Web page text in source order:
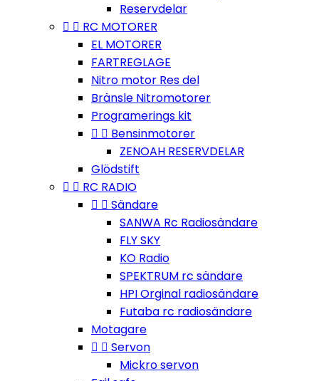
Reservdelar
  RC MOTORER
EL MOTORER
FARTREGLAGE
Nitro motor Res del
Bränsle Nitromotorer
Programerings kit
  Bensinmotorer
ZENOAH RESERVDELAR
Glödstift
  RC RADIO
  Sändare
SANWA Rc Radiosändare
FLY SKY
KO Radio
SPEKTRUM rc sändare
HPI Orginal radiosändare
Futaba rc radiosändare
Motagare
  Servon
Mickro servon